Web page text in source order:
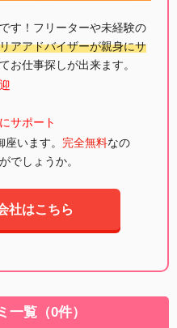
す！フリーターや未経験の
アアドバイザーが親身にサ
お仕事探しが出来ます。
サポート
います。 完全無料なの
でしょうか。
社はこちら
一覧（0件）